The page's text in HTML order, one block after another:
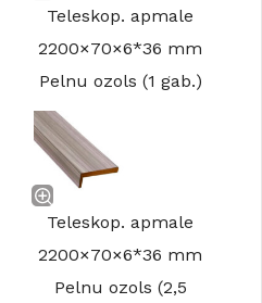
Teleskop. apmale
2200×70×6*36 mm
Pelnu ozols (1 gab.)
Teleskop. apmale
2200×70×6*36 mm
Pelnu ozols (2,5